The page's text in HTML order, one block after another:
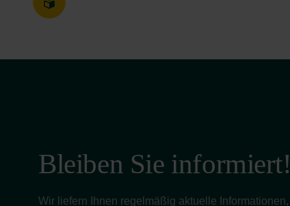
Bleiben Sie informiert!
Wir liefern Ihnen regelmäßig aktuelle